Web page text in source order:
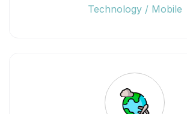
Technology / Mobile